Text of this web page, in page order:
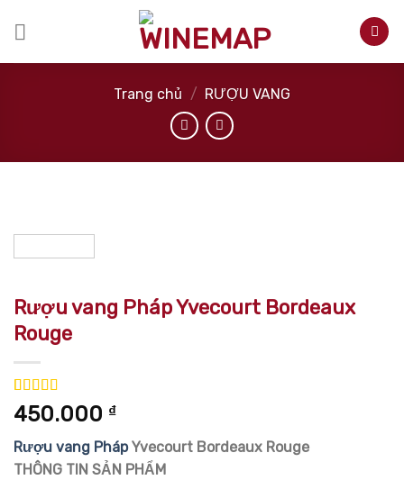
Trang chủ / RƯỢU VANG
Rượu vang Pháp Yvecourt Bordeaux
Rouge
5.00trên 5
dựa trên
1
450.000 ₫
Rượu vang PhápYvecourt Bordeaux Rouge
THÔNG TIN SẢN PHẨM